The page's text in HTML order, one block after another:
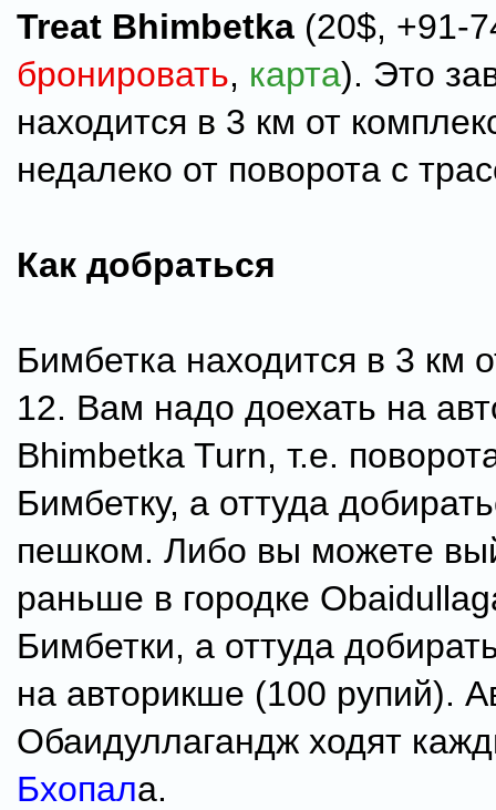
Treat Bhimbetka (20$, +91-
бронировать, карта). Это
находится в 3 км от
недалеко от поворота с
Как добраться
Бимбетка находится в 3 км
12. Вам надо доехать на
Bhimbetka Turn, т.е.
Бимбетку, а оттуда
пешком. Либо вы можете
раньше в городке
Бимбетки, а оттуда
на авторикше (100 рупий).
Обаидуллагандж ходят
Бхопала.